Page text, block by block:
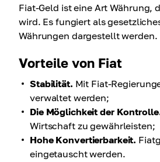
Fiat-Geld ist eine Art Währung,
wird. Es fungiert als
Währungen dargestellt
Vorteile von Fiat
Stabilität. Mit Fiat-
verwaltet werden;
Die Möglichkeit der
Wirtschaft zu gewährleisten;
Hohe Konvertierbarkeit.
eingetauscht werden.